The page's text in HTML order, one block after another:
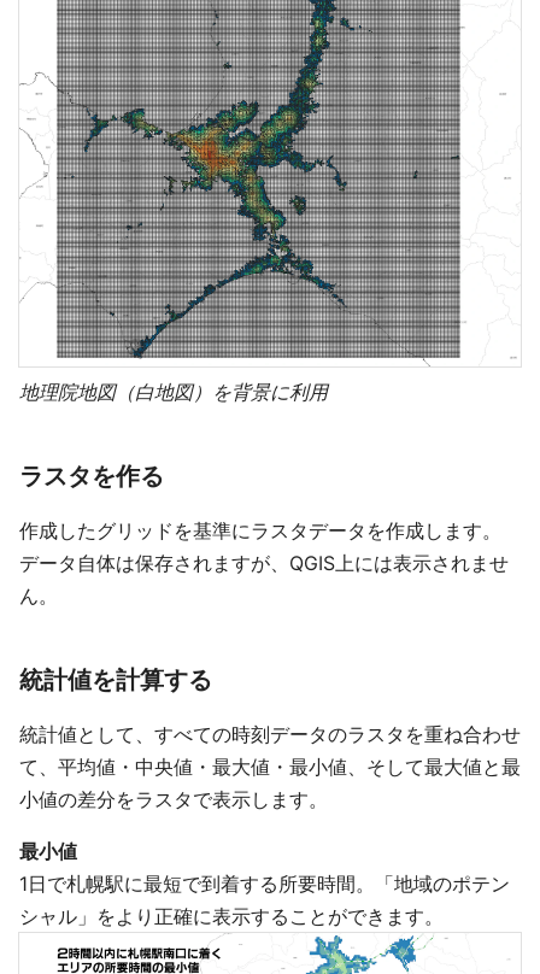
地理院地図（白地図）を背景に利用
ラスタを作る
作成したグリッドを基準にラスタデータを作成します。
データ自体は保存されますが、QGIS上には表示されませ
ん。
統計値を計算する
統計値として、すべての時刻データのラスタを重ね合わせ
て、平均値・中央値・最大値・最小値、そして最大値と最
小値の差分をラスタで表示します。
最小値
1日で札幌駅に最短で到着する所要時間。「地域のポテン
シャル」をより正確に表示することができます。